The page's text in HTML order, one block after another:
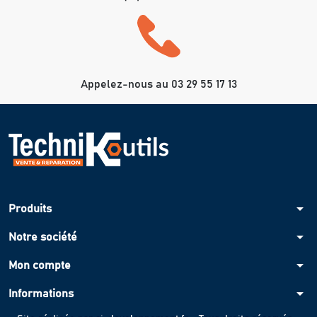
Appelez-nous au 03 29 55 17 13
Produits arrow_drop_down
Notre société arrow_drop_down
Mon compte arrow_drop_down
Informations arrow_drop_down